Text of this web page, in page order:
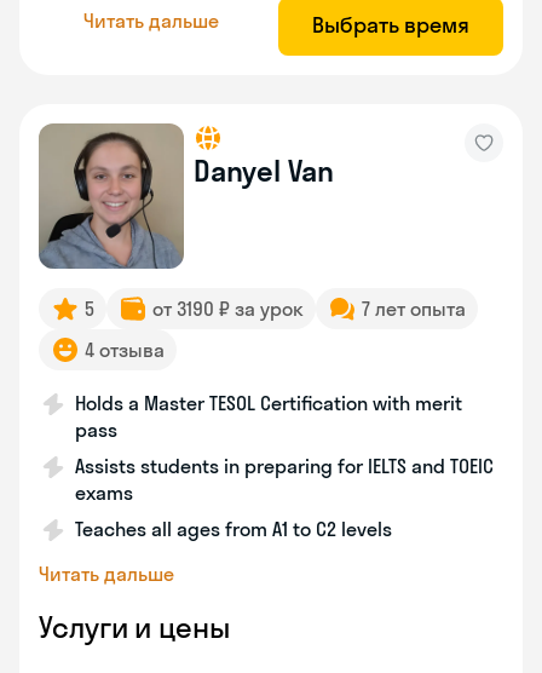
Читать дальше Выбрать время
Danyel Van
5 от 3190 ₽ за урок
7 лет опыта
4 отзыва
Holds a Master TESOL Certification with merit
pass
Assists students in preparing for IELTS and TOEIC
exams
Teaches all ages from A1 to C2 levels
Читать дальше
Услуги и цены